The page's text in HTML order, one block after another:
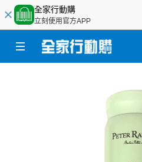
全家行動購
立刻使用官方APP